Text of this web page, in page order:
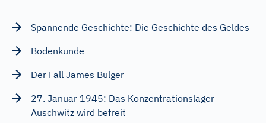
Spannende Geschichte: Die Geschichte des Geldes
Bodenkunde
Der Fall James Bulger
27. Januar 1945: Das Konzentrationslager
Auschwitz wird befreit